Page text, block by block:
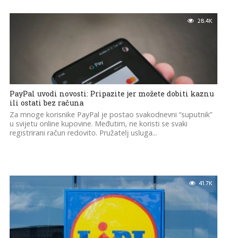
28.4K
PayPal uvodi novosti: Pripazite jer možete dobiti kaznu
ili ostati bez računa
Za mnoge korisnike PayPal je postao svakodnevni “suputnik”
u svijetu online kupovine. Međutim, ne koristi se svaki
registrirani račun redovito. Pružatelj usluga...
41.7K